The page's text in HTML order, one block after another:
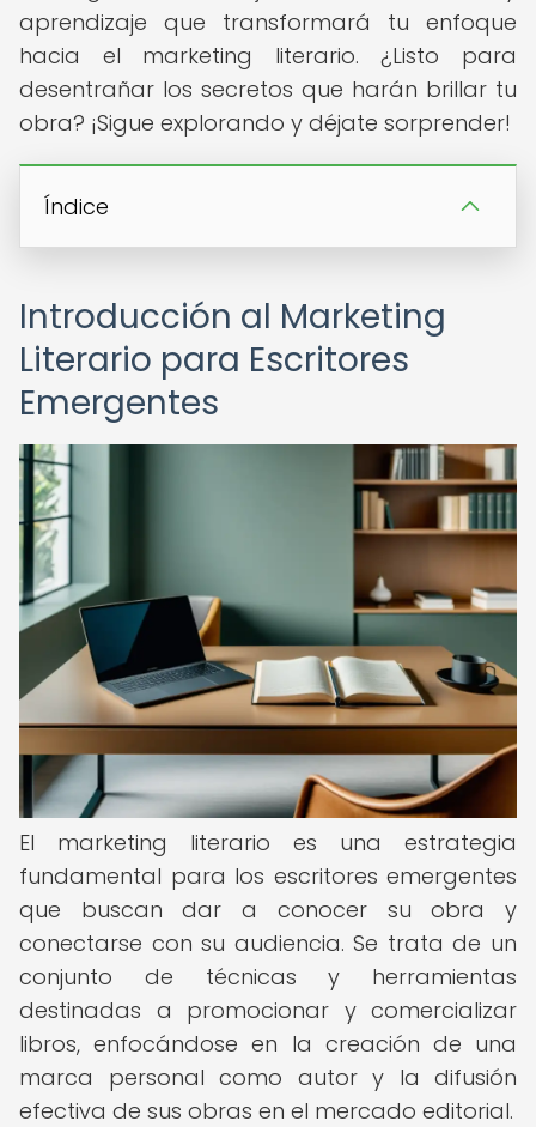
aprendizaje que transformará tu enfoque
hacia el marketing literario. ¿Listo para
desentrañar los secretos que harán brillar tu
obra? ¡Sigue explorando y déjate sorprender!
Índice
Introducción al Marketing
Literario para Escritores
Emergentes
El marketing literario es una estrategia
fundamental para los escritores emergentes
que buscan dar a conocer su obra y
conectarse con su audiencia. Se trata de un
conjunto de técnicas y herramientas
destinadas a promocionar y comercializar
libros, enfocándose en la creación de una
marca personal como autor y la difusión
efectiva de sus obras en el mercado editorial.